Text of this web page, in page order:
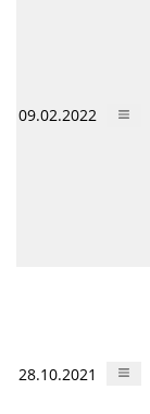
09.02.2022
28.10.2021